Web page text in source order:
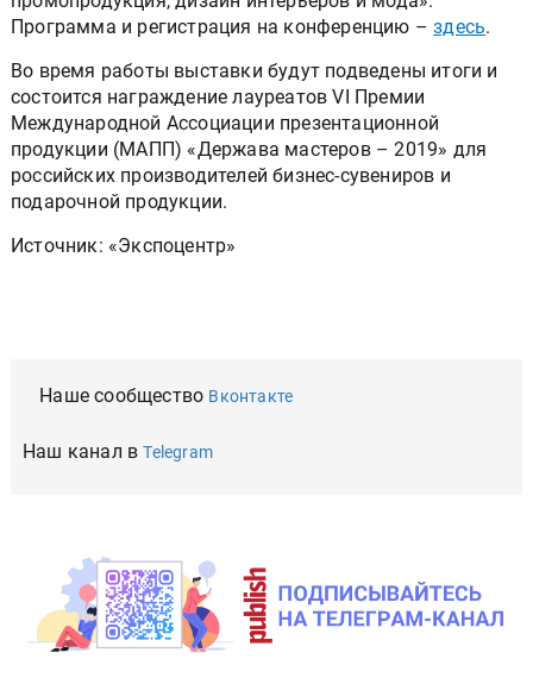
Программа и регистрация на конференцию –здесь.
Во время работы выставки будут подведены итоги и
состоится награждение лауреатов VI Премии
Международной Ассоциации презентационной
продукции (МАПП) «Держава мастеров – 2019» для
российских производителей бизнес-сувениров и
подарочной продукции.
Источник: «Экспоцентр»
Наше сообщество Вконтакте
Наш канал вTelegram